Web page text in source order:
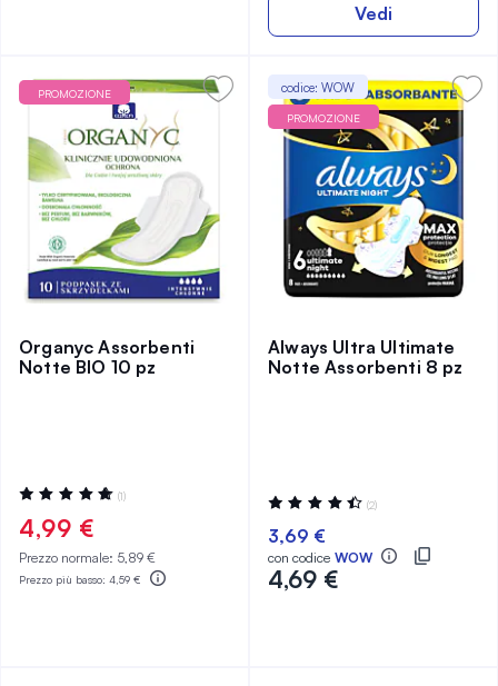
Vedi
PROMOZIONE
Organyc Assorbenti
Notte BIO 10 pz
Valutazione:
100%
(1)
4,99 €
Prezzo normale: 5,89 €
Prezzo più basso: 4,59 €
codice: WOW
PROMOZIONE
Always Ultra Ultimate
Notte Assorbenti 8 pz
Valutazione:
90%
(2)
3,69 €
con codice WOW
4,69 €